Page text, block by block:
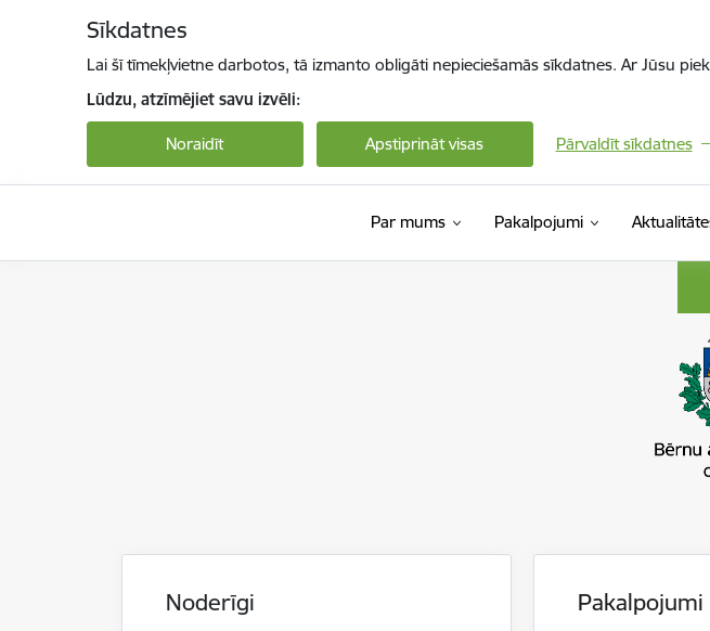
Sīkdatnes
Lai šī tīmekļvietne darbotos, tā izmanto obligāti nepieciešamās sīkdatnes. Ar Jūsu
Lūdzu, atzīmējiet savu izvēli:
Noraidīt Apstiprināt visas Pārvaldīt sīkdatnes
Par mums Pakalpojumi
Noderīgi Pakalpojumi